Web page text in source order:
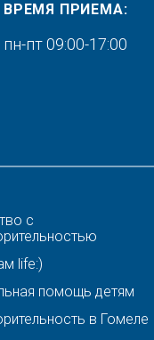
ВРЕМЯ ПРИЕМА:
пн-пт 09:00-17:00
с
life:)
помощь детям
в Гомеле